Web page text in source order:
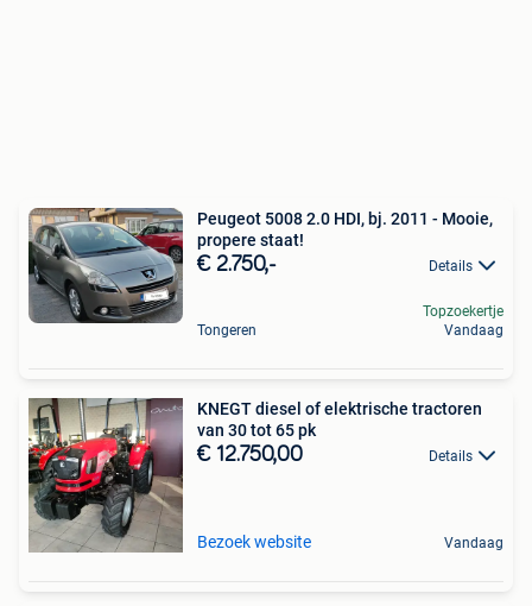
Peugeot 5008 2.0 HDI, bj. 2011 - Mooie,
propere staat!
€ 2.750,- Details
Tongeren
Topzoekertje
Vandaag
KNEGT diesel of elektrische tractoren
van 30 tot 65 pk
€ 12.750,00 Details
Bezoek website Vandaag